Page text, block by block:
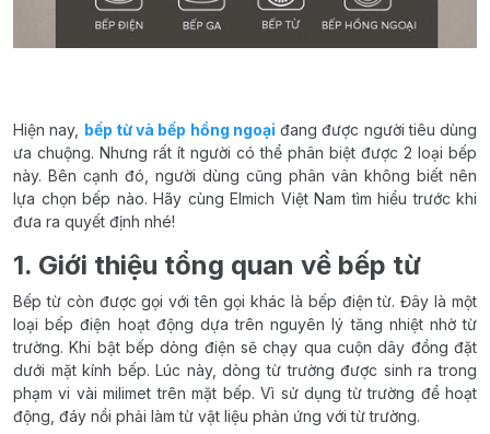
Hiện nay, bếp từ và bếp hồng ngoại đang được người tiêu dùng
ưa chuộng. Nhưng rất ít người có thể phân biệt được 2 loại bếp
này. Bên cạnh đó, người dùng cũng phân vân không biết nên
lựa chọn bếp nào. Hãy cùng Elmich Việt Nam tìm hiểu trước khi
đưa ra quyết định nhé!
1. Giới thiệu tổng quan về bếp từ
Bếp từ còn được gọi với tên gọi khác là bếp điện từ. Đây là một
loại bếp điện hoạt động dựa trên nguyên lý tăng nhiệt nhờ từ
trường. Khi bật bếp dòng điện sẽ chạy qua cuộn dây đồng đặt
dưới mặt kính bếp. Lúc này, dòng từ trường được sinh ra trong
phạm vi vài milimet trên mặt bếp. Vì sử dụng từ trường để hoạt
động, đáy nồi phải làm từ vật liệu phản ứng với từ trường.